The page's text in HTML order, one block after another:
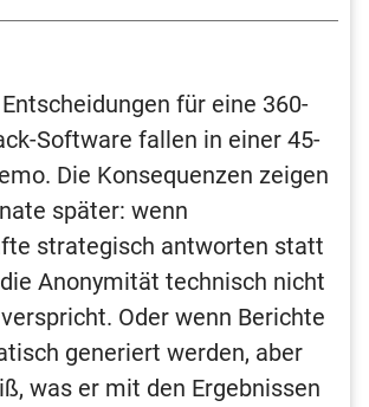
für eine 360-
Software fallen in einer 45-
Die Konsequenzen zeigen
später: wenn
strategisch antworten statt
Anonymität technisch nicht
Oder wenn Berichte
generiert werden, aber
was er mit den Ergebnissen